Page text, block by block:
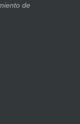
de